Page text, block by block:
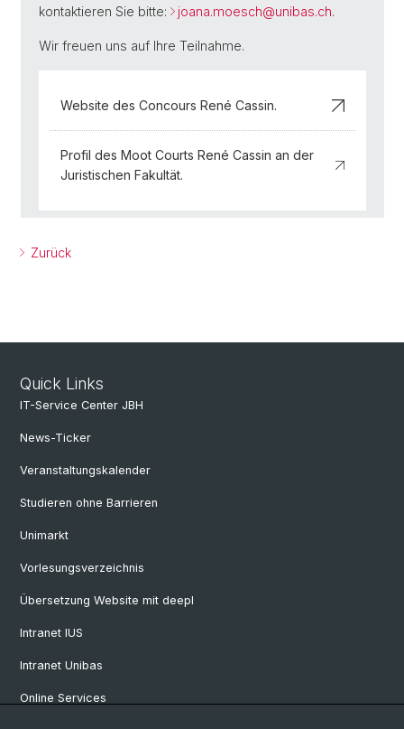
kontaktieren Sie bitte:
joana.moesch@unibas.ch.
Wir freuen uns auf Ihre Teilnahme.
Website des Concours René Cassin.
Profil des Moot Courts René Cassin an der
Juristischen Fakultät.
Zurück
Quick Links
IT-Service Center JBH
News-Ticker
Veranstaltungskalender
Studieren ohne Barrieren
Unimarkt
Vorlesungsverzeichnis
Übersetzung Website mit deepl
Intranet IUS
Intranet Unibas
Online Services